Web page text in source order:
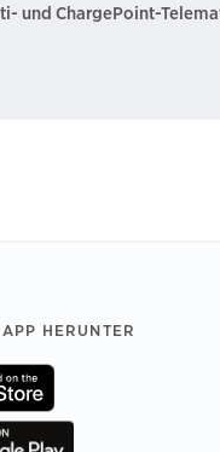
und ChargePoint-
HERUNTER